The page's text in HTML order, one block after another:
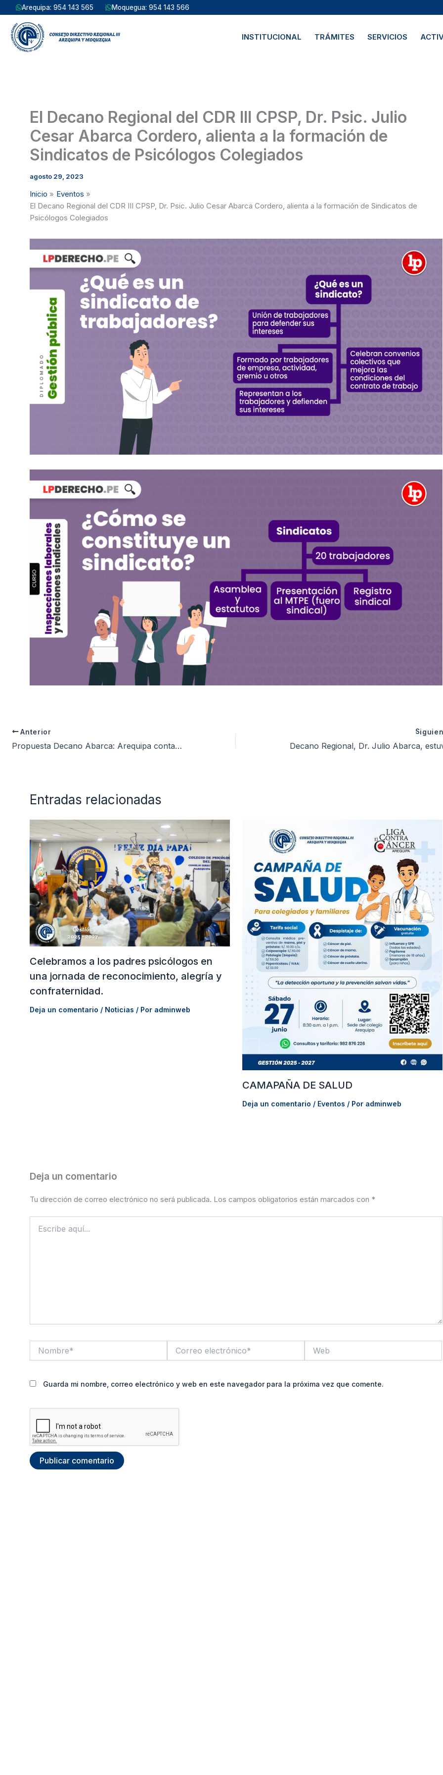
al
contenido
Arequipa: 954 143 565 Moquegua: 954 143 566
INSTITUCIONAL TRÁMITES SERVICIOS
El Decano Regional del CDR III CPSP, Dr. Psic. Julio
Cesar Abarca Cordero, alienta a la formación de
Sindicatos de Psicólogos Colegiados
agosto 29, 2023
Inicio
Eventos
El Decano Regional del CDR III CPSP, Dr. Psic. Julio Cesar Abarca Cordero, alienta a la formación de Sindicatos de
Psicólogos Colegiados
Anterior
Propuesta Decano Abarca: Arequipa contaría con primer hospital de salud mental Decano Regional, Dr. Julio Abarca, estuvo en Mesa de Honor en Sesión Solemne del Colegio de Enfermeros de
Entradas relacionadas
Celebramos a los padres psicólogos en
una jornada de reconocimiento, alegría y
confraternidad.
Deja un comentario / Noticias / Por adminweb
CAMAPAÑA DE SALUD
Deja un comentario / Eventos / Por adminweb
Deja un comentario
Tu dirección de correo electrónico no será publicada. Los campos obligatorios están marcados con *
aquí...
electrónico*
Guarda mi nombre, correo electrónico y web en este navegador para la próxima vez que comente.